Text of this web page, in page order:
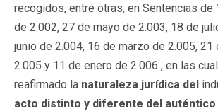
recogidos, entre otras, en Sentencias de
de 2.002, 27 de mayo de 2.003, 18 de
junio de 2.004, 16 de marzo de 2.005,
2.005 y 11 de enero de 2.006 , en las
reafirmado la naturaleza jurídica del
acto distinto y diferente del auténtico